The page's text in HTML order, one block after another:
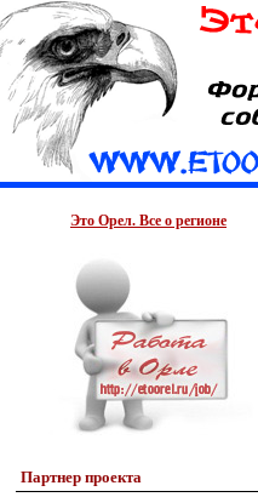
Это Орел. Все о регионе
Партнер проекта